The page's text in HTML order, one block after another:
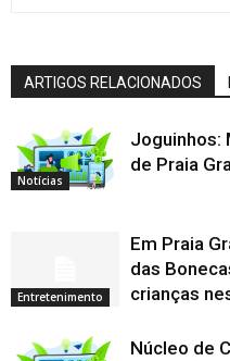
ARTIGOS RELACIONADOS
Notícias
Joguinhos:
de Praia
Entretenimento
Em Praia
das
crianças
Núcleo de